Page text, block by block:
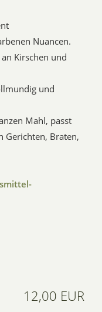
Nuancen.
Kirschen und
und
Mahl, passt
Gerichten, Braten,
12,00 EUR